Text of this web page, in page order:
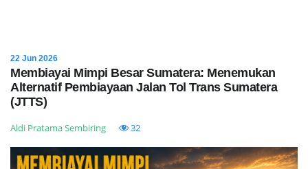
22 Jun 2026
Membiayai Mimpi Besar Sumatera: Menemukan
Alternatif Pembiayaan Jalan Tol Trans Sumatera
(JTTS)
Aldi Pratama Sembiring 32